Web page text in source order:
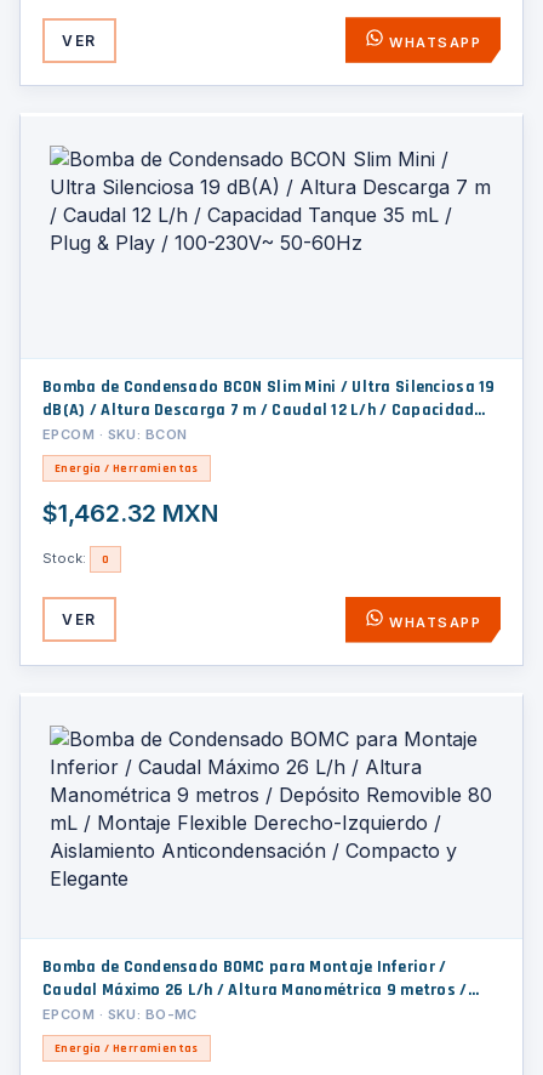
VER WHATSAPP
Bomba de Condensado BCON Slim Mini / Ultra Silenciosa 19
dB(A) / Altura Descarga 7 m / Caudal 12 L/h / Capacidad
Tanque 35 mL / Plug & Play / 100-230V~ 50-60Hz
EPCOM · SKU: BCON
Energía / Herramientas
$1,462.32 MXN
Stock: 0
VER WHATSAPP
Bomba de Condensado BOMC para Montaje Inferior /
Caudal Máximo 26 L/h / Altura Manométrica 9 metros /
Depósito Removible 80 mL / Montaje Flexible Derecho-
Izquierdo / Aislamiento Anticondensación / Compacto y
Elegante
EPCOM · SKU: BO-MC
Energía / Herramientas